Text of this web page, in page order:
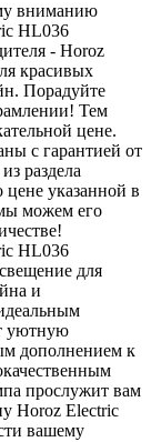
вниманию
HL036
- Horoz
красивых
Порадуйте
Тем
цене.
с гарантией от
раздела
указанной в
можем его
HL036
для
и
уютную
дополнением к
прослужит вам
Horoz Electric
вашему